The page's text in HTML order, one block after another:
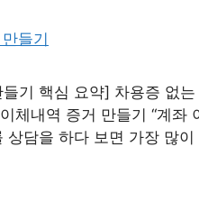
기 핵심 요약] 차용증 없
체내역 증거 만들기 “계좌
담을 하다 보면 가장 많